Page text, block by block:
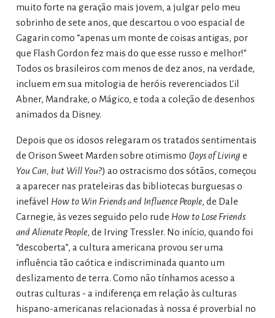
muito forte na geração mais jovem, a julgar pelo meu
sobrinho de sete anos, que descartou o voo espacial de
Gagarin como “apenas um monte de coisas antigas, por
que Flash Gordon fez mais do que esse russo e melhor!”
Todos os brasileiros com menos de dez anos, na verdade,
incluem em sua mitologia de heróis reverenciados L'il
Abner, Mandrake, o Mágico, e toda a coleção de desenhos
animados da Disney.
Depois que os idosos relegaram os tratados sentimentais
de Orison Sweet Marden sobre otimismo (Joys of Living e
You Can, but Will You?) ao ostracismo dos sótãos, começou
a aparecer nas prateleiras das bibliotecas burguesas o
inefável How to Win Friends and Influence People, de Dale
Carnegie, às vezes seguido pelo rude How to Lose Friends
and Alienate People, de Irving Tressler. No início, quando foi
“descoberta”, a cultura americana provou ser uma
influência tão caótica e indiscriminada quanto um
deslizamento de terra. Como não tínhamos acesso a
outras culturas - a indiferença em relação às culturas
hispano-americanas relacionadas à nossa é proverbial no